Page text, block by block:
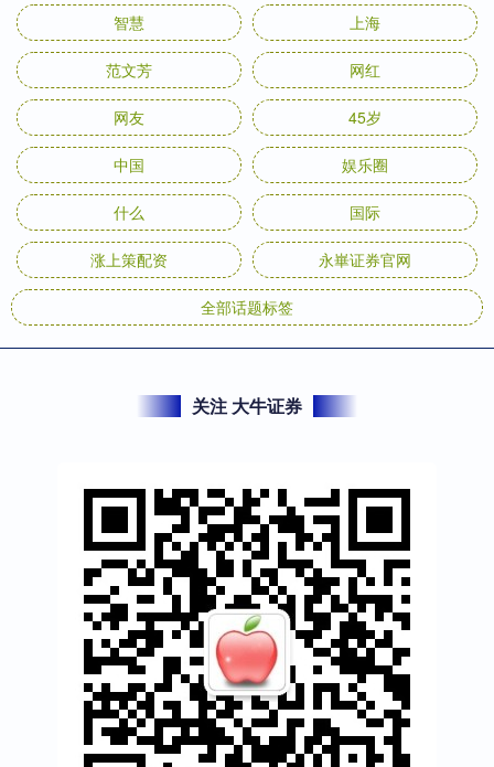
智慧 上海
范文芳 网红
网友 45岁
中国 娱乐圈
什么 国际
涨上策配资 永崋证券官网
全部话题标签
关注 大牛证券